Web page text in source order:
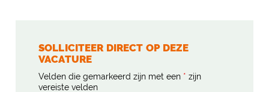
SOLLICITEER DIRECT OP DEZE
VACATURE
Velden die gemarkeerd zijn met een * zijn
vereiste velden